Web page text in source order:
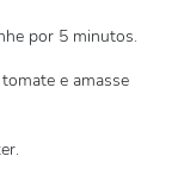
por 5 minutos.
e amasse